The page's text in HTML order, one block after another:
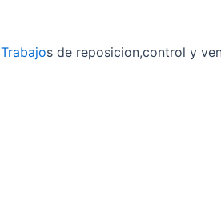
Trabajos de reposicion,control y